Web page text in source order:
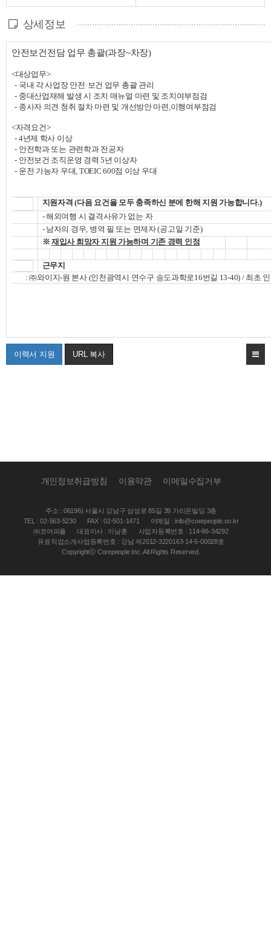
상세정보
안전보건전담 업무 총괄(과장~차장)
<대상업무>
- 국내 각 사업장 안전·보건 업무 총괄 관리
- 중대산업재해 발생 시 조치 매뉴얼 마련 및 조치여부점검
- 종사자 의견 청취 절차 마련 및 개선방안 마련,이행여부점검
<자격요건>
- 4년제 학사 이상
- 안전학과 또는 관련학과 전공자
- 안전보건 조직운영 경력 5년 이상자
- 운전 가능자 우대, TOEIC 600점 이상 우대
지원자격 (다음 요건을 모두 충족하신 분에 한해 지원 가능합니다.)
-해외여행 시 결격사유가 없는 자
- 남자의 경우, 병역 필 또는 면제자(공고일 기준)
※재입사 희망자 지원 가능하며 기존 경력 인정
근무지
:㈜와이지-원 본사(인천광역시 연수구 송도과학로16번길 13-40) / 최초
이력서 지원 URL 복사
개인정보취급방침 이용약관 이메일수집거부
주소 : 06196) 서울시 강남구 삼성로 85길 39 가리온빌딩 3층
TEL : 02-563-5230
FAX : 02-501-1471
이메일 : info@corepeople.co.kr
㈜코어피플
대표이사 : 이남훈
사업자등록번호 : 114-86-34292
유료직업소개사업등록번호 : 강남 제2012-3220163-14-5-00028호
Copyrightⓒ Corepeople Inc. All Rights Reserved.